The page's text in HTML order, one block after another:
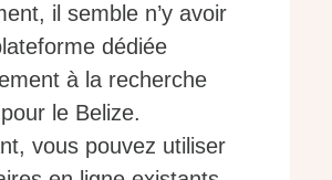
il semble n’y avoir
dédiée
à la recherche
le Belize.
vous pouvez utiliser